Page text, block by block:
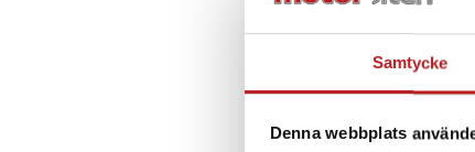
Samtycke
Denna webbplats